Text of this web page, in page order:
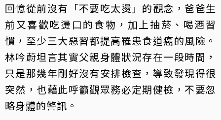
回憶從前沒有「不要吃太燙」的觀念，爸爸生
前又喜歡吃燙口的食物，加上抽菸、喝酒習
慣，至少三大惡習都提高罹患食道癌的風險。
林吟蔚坦言其實父親身體狀況存在一段時間，
只是那幾年剛好沒有安排檢查，導致發現得很
突然，也藉此呼籲觀眾務必定期健檢，不要忽
略身體的警訊。